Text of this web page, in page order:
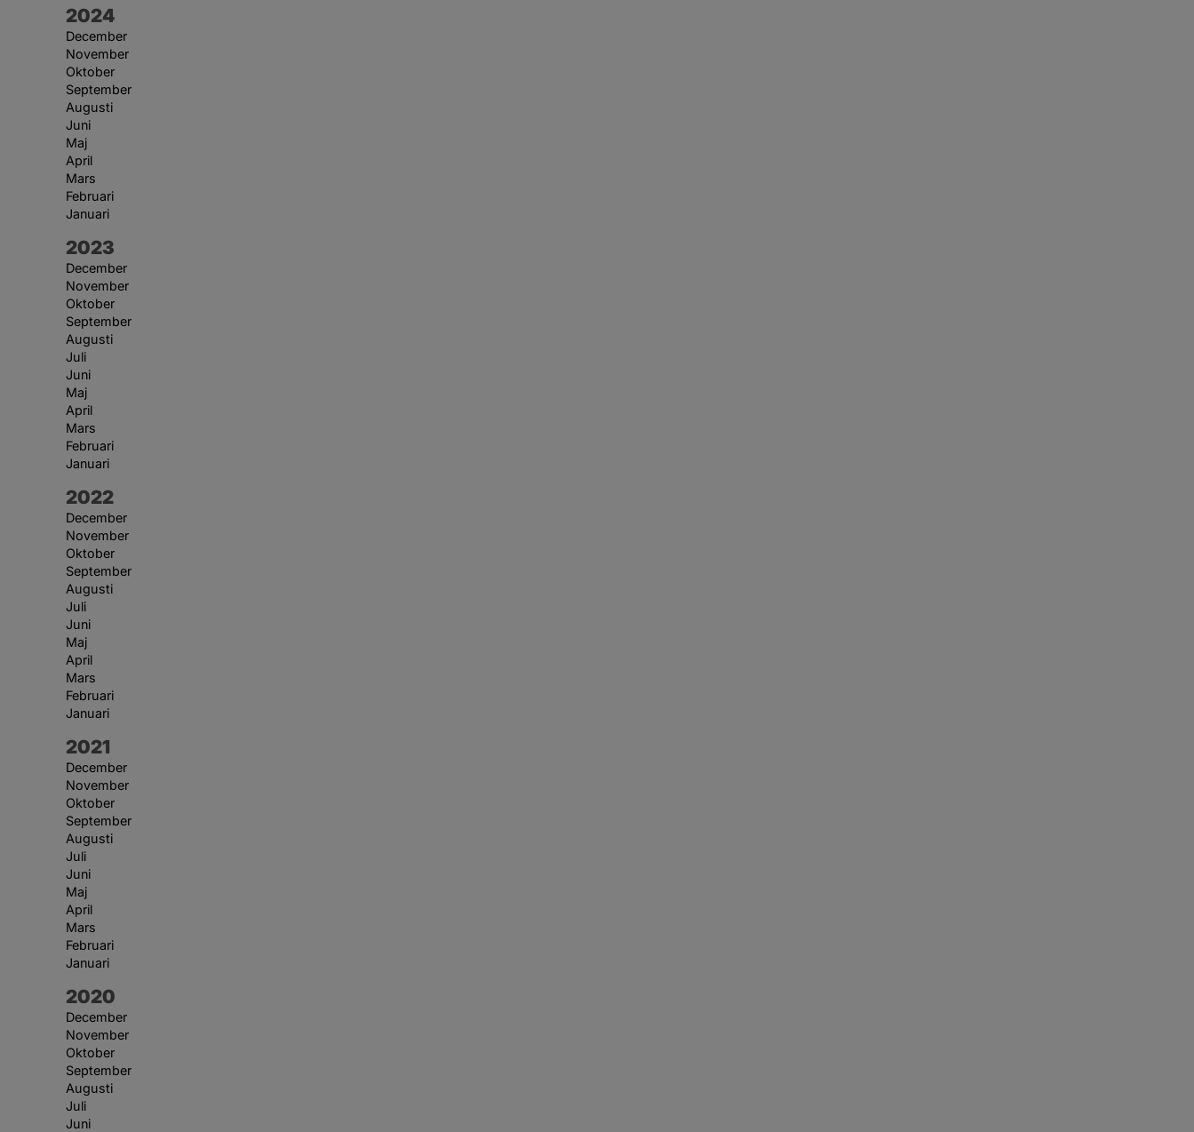
År:
2024
December
November
Oktober
September
Augusti
Juni
Maj
April
Mars
Februari
Januari
År:
2023
December
November
Oktober
September
Augusti
Juli
Juni
Maj
April
Mars
Februari
Januari
År:
2022
December
November
Oktober
September
Augusti
Juli
Juni
Maj
April
Mars
Februari
Januari
År:
2021
December
November
Oktober
September
Augusti
Juli
Juni
Maj
April
Mars
Februari
Januari
År:
2020
December
November
Oktober
September
Augusti
Juli
Juni